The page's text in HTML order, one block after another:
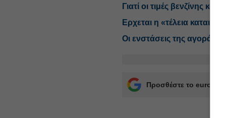
Γιατί οι τιμές βενζίνης
Ερχεται η «τέλεια
Οι ενστάσεις της αγοράς
Προσθέστε το